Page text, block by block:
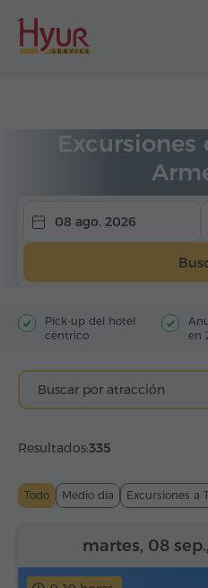
Excursiones
08 ago. 2026
Pick-up del hotel
céntrico
en
Buscar por atracción
Resultados:335
Todo Medio día Excursiones a
martes, 08